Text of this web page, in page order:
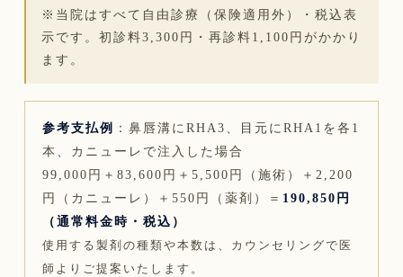
※当院はすべて自由診療（保険適用外）・税込表
示です。初診料3,300円・再診料1,100円がかかり
ます。
参考支払例
：鼻唇溝にRHA3、目元にRHA1を各1
本、カニューレで注入した場合
99,000円＋83,600円＋5,500円（施術）＋2,200
円（カニューレ）＋550円（薬剤）＝ 190,850円
（通常料金時・税込）
使用する製剤の種類や本数は、カウンセリングで医
師よりご提案いたします。